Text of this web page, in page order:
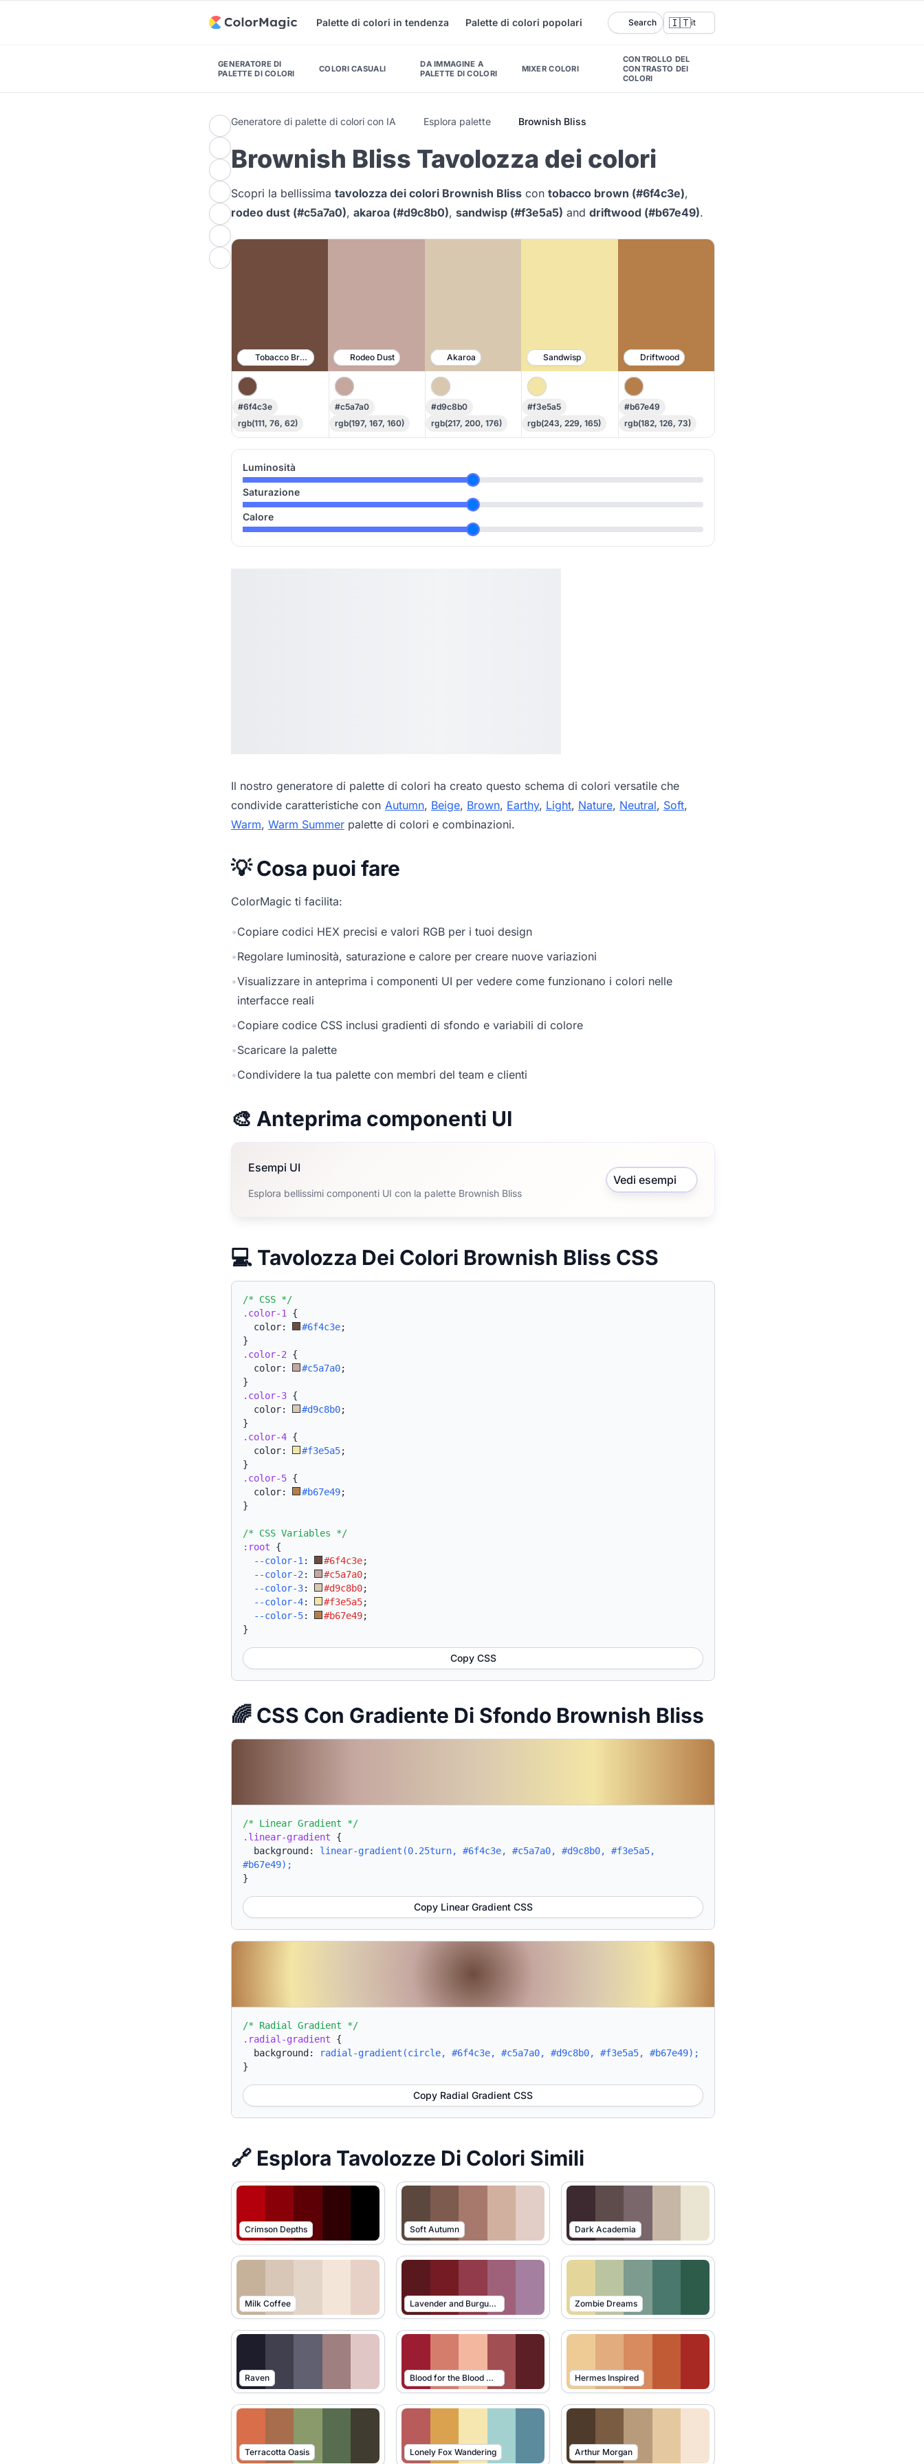
Palette di colori in tendenza Palette di colori popolari Search 🇮🇹it
GENERATORE DI
PALETTE DI COLORI
COLORI CASUALI
DA IMMAGINE A
PALETTE DI COLORI
MIXER COLORI
CONTROLLO DEL
CONTRASTO DEI
COLORI
Generatore di palette di colori con IA Esplora palette Brownish Bliss
Brownish Bliss Tavolozza dei colori
Scopri la bellissima tavolozza dei colori Brownish Bliss con tobacco brown (#6f4c3e),
rodeo dust (#c5a7a0), akaroa (#d9c8b0), sandwisp (#f3e5a5) and driftwood (#b67e49).
Tobacco Brown Rodeo Dust Akaroa Sandwisp Driftwood
#6f4c3e
rgb(111, 76, 62)
#c5a7a0
rgb(197, 167, 160)
#d9c8b0
rgb(217, 200, 176)
#f3e5a5
rgb(243, 229, 165)
#b67e49
rgb(182, 126, 73)
Luminosità
Saturazione
Calore
Il nostro generatore di palette di colori ha creato questo schema di colori versatile che
condivide caratteristiche con Autumn, Beige, Brown, Earthy, Light, Nature, Neutral, Soft,
Warm, Warm Summer palette di colori e combinazioni.
💡 Cosa puoi fare
ColorMagic ti facilita:
•Copiare codici HEX precisi e valori RGB per i tuoi design
•Regolare luminosità, saturazione e calore per creare nuove variazioni
•Visualizzare in anteprima i componenti UI per vedere come funzionano i colori nelle
interfacce reali
•Copiare codice CSS inclusi gradienti di sfondo e variabili di colore
•Scaricare la palette
•Condividere la tua palette con membri del team e clienti
🎨 Anteprima componenti UI
Esempi UI
Esplora bellissimi componenti UI con la palette Brownish Bliss
Vedi esempi
💻 Tavolozza Dei Colori Brownish Bliss CSS
/* CSS */
.color-1
{
  color:
#6f4c3e;
}
.color-2 {
  color:
#c5a7a0;
}
.color-3 {
  color:
#d9c8b0;
}
.color-4 {
  color:
#f3e5a5;
}
.color-5 {
  color:
#b67e49;
}
/* CSS Variables */
:root {
--color-1 : #6f4c3e;
--color-2 : #c5a7a0;
--color-3: #d9c8b0;
--color-4: #f3e5a5;
--color-5: #b67e49;
}
Copy CSS
🌈 CSS Con Gradiente Di Sfondo Brownish Bliss
/* Linear Gradient */
.linear-gradient {
background: linear-gradient(0.25turn, #6f4c3e, #c5a7a0, #d9c8b0, #f3e5a5,
#b67e49);
}
Copy Linear Gradient CSS
/* Radial Gradient */
.radial-gradient {
background:
radial-gradient(circle, #6f4c3e, #c5a7a0, #d9c8b0, #f3e5a5, #b67e49);
}
Copy Radial Gradient CSS
🔗 Esplora Tavolozze Di Colori Simili
Crimson Depths Soft Autumn Dark Academia
Milk Coffee Lavender and Burgundy Zombie Dreams
Raven Blood for the Blood God Hermes Inspired
Terracotta Oasis Lonely Fox Wandering Arthur Morgan